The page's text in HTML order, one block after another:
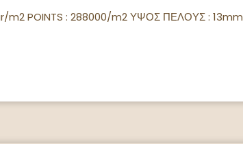
m2 POINTS : 288000/m2 ΥΨΟΣ ΠΕΛΟΥΣ : 13mm